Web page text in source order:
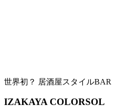
世界初？ 居酒屋スタイルBAR
IZAKAYA COLORSOL